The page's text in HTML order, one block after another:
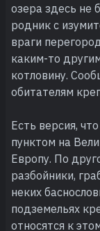
озера здесь не
родник с
враги
каким-то
котловину.
обитателям
Есть версия,
пунктом на
Европу. По
разбойники,
неких
подземельях
относятся к